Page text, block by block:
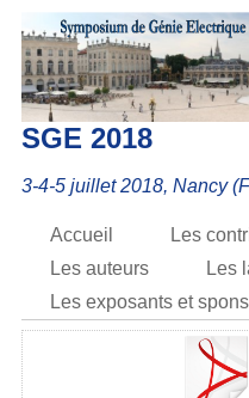
SGE 2018
3-4-5 juillet 2018, Nancy
Accueil Les
Les auteurs
Les
Les exposants et